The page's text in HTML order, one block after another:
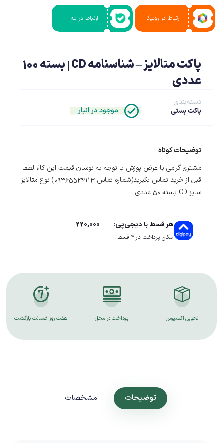
ارتباط در روبیکا ارتباط در بله
پاکت متالایز – شناسنامه CD | بسته ۱۰۰
عددی
موجود در انبار
دسته‌بندی
پاکت پستی
توضیحات کوتاه
مشتری گرامی با عرض پوزش با توجه به نوسان قیمت این کالا لطفا
قبل از خرید تماس بگیرید(شماره تماس 09365524113) نوع متالایز
سایز CD بسته 50 عددی
هر قسط با دیجی‌پی: 220,000
امکان پرداخت در 4 قسط
پرداخت در محل هفت روز ضمانت بازگشت ضمانت کالا
توضیحات مشخصات